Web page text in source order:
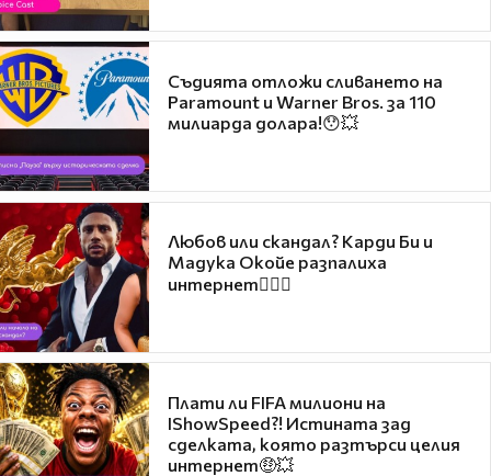
Съдията отложи сливането на
Paramount и Warner Bros. за 110
милиарда долара!😯💥
Любов или скандал? Карди Би и
Мадука Окойе разпалиха
интернет❤️‍🔥🔥
Плати ли FIFA милиони на
IShowSpeed?! Истината зад
сделката, която разтърси целия
интернет🤑💥